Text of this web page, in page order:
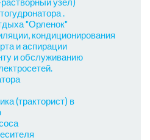
.
"Орленок"
кондиционирования
и аспирации
и обслуживанию
(тракторист) в